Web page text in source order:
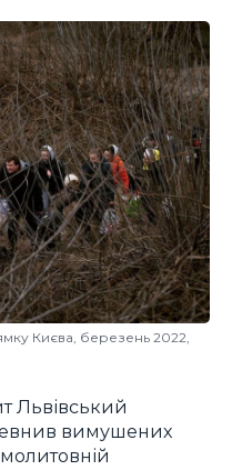
Києва, березень 2022,
Львівський
вимушених